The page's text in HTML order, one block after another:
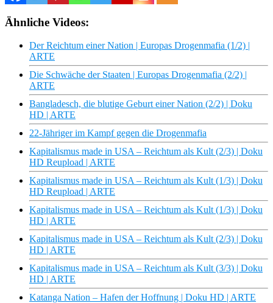
Ähnliche Videos:
Der Reichtum einer Nation | Europas Drogenmafia (1/2) |
ARTE
Die Schwäche der Staaten | Europas Drogenmafia (2/2) |
ARTE
Bangladesch, die blutige Geburt einer Nation (2/2) | Doku
HD | ARTE
22-Jähriger im Kampf gegen die Drogenmafia
Kapitalismus made in USA – Reichtum als Kult (2/3) | Doku
HD Reupload | ARTE
Kapitalismus made in USA – Reichtum als Kult (1/3) | Doku
HD Reupload | ARTE
Kapitalismus made in USA – Reichtum als Kult (1/3) | Doku
HD | ARTE
Kapitalismus made in USA – Reichtum als Kult (2/3) | Doku
HD | ARTE
Kapitalismus made in USA – Reichtum als Kult (3/3) | Doku
HD | ARTE
Katanga Nation – Hafen der Hoffnung | Doku HD | ARTE